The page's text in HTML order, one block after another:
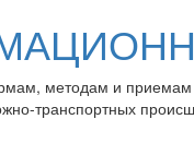
методам и приемам
транспортных